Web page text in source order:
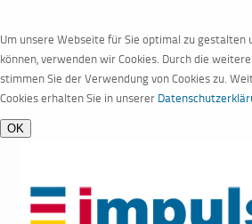
Um unsere Webseite für Sie optimal zu gestalten
können, verwenden wir Cookies. Durch die
stimmen Sie der Verwendung von Cookies zu.
Cookies erhalten Sie in unserer